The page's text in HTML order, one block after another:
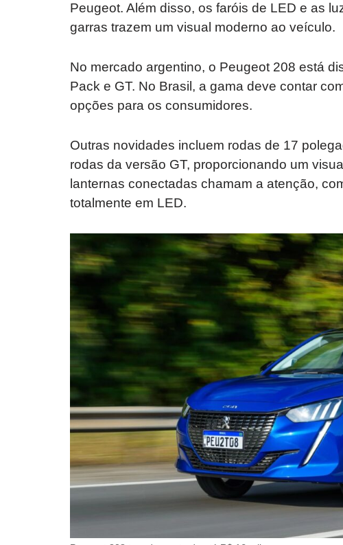
Peugeot. Além disso, os faróis de LED e as
garras trazem um visual moderno ao veículo.
No mercado argentino, o Peugeot 208 está
Pack e GT. No Brasil, a gama deve contar
opções para os consumidores.
Outras novidades incluem rodas de 17
rodas da versão GT, proporcionando um
lanternas conectadas chamam a atenção,
totalmente em LED.